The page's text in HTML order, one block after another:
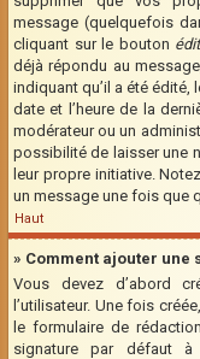
message (quelquefois
cliquant sur le bouton
déjà répondu au
indiquant qu’il a été édité,
date et l’heure de la
modérateur ou un
possibilité de laisser une
leur propre initiative.
un message une fois que
Haut
» Comment ajouter une
Vous devez d’abord
l’utilisateur. Une fois
le formulaire de
signature par défaut